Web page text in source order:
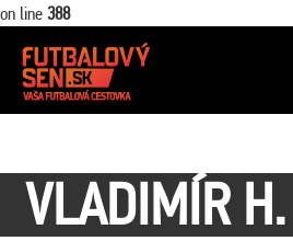
on line 388
VLADIMÍR